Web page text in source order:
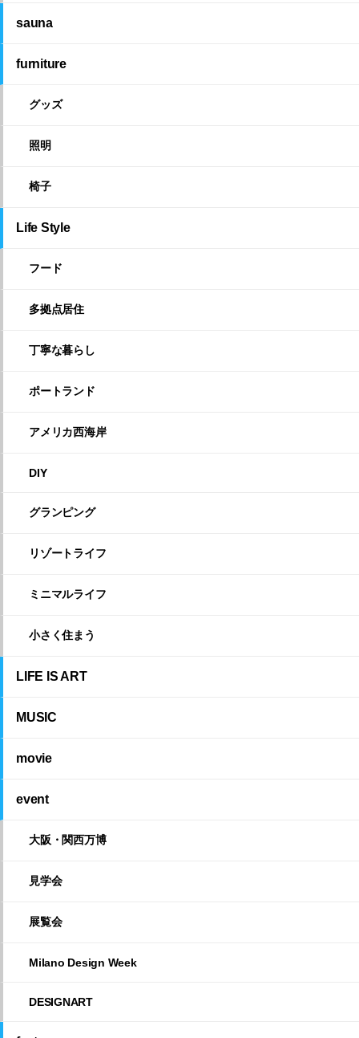
sauna
furniture
グッズ
照明
椅子
Life Style
フード
多拠点居住
丁寧な暮らし
ポートランド
アメリカ西海岸
DIY
グランピング
リゾートライフ
ミニマルライフ
小さく住まう
LIFE IS ART
MUSIC
movie
event
大阪・関西万博
見学会
展覧会
Milano Design Week
DESIGNART